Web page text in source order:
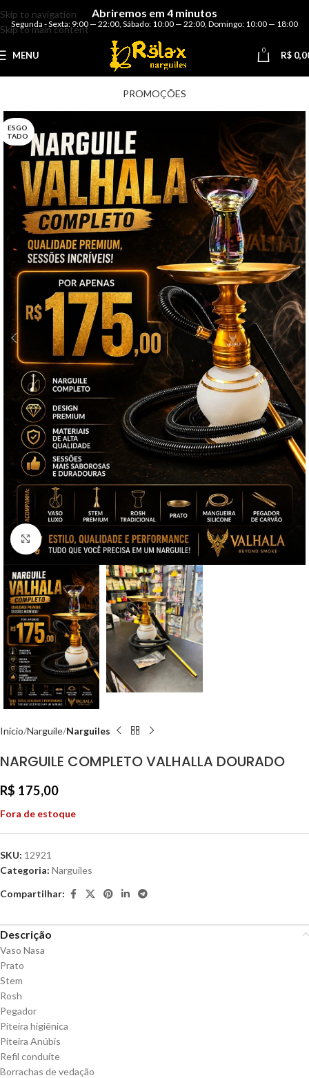
Skip to navigation
Skip to main content
Abriremos em 4 minutos
Segunda - Sexta: 9:00 — 22:00 Sábado: 10:00 — 22:00 Domingo: 10:00 — 18:00
MENU 0 R$
PROMOÇÕES
ESGO
TADO
Clique para ampliar
Início Narguile Narguiles
NARGUILE COMPLETO VALHALLA DOURADO
R$ 175,00
Fora de estoque
SKU: 12921
Categoria: Narguiles
Compartilhar:
Descrição
Vaso Nasa
Prato
Stem
Rosh
Pegador
Piteira higiênica
Piteira Anúbis
Refil conduíte
Borrachas de vedação